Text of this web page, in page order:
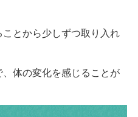
とから少しずつ取り入れ
体の変化を感じることが